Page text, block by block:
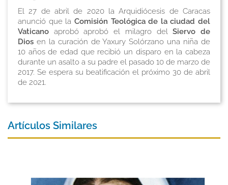
El 27 de abril de 2020 la Arquidiócesis de Caracas
anunció que la Comisión Teológica de la ciudad del
Vaticano aprobó aprobó el milagro delSiervo de
Dios en la curación de Yaxury Solórzano una niña de
10 años de edad que recibió un disparo en la cabeza
durante un asalto a su padre el pasado 10 de marzo de
2017. Se espera su beatificación el próximo 30 de abril
de 2021.
Artículos Similares